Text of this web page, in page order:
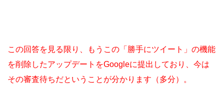
この回答を見る限り、もうこの「勝手にツイート」の機能
を削除したアップデートをGoogleに提出しており、今は
その審査待ちだということが分かります（多分）。